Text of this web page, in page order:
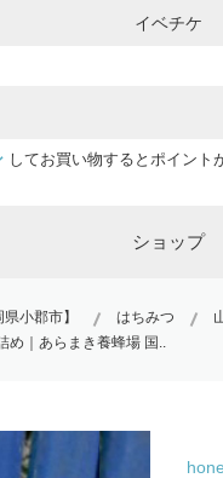
イベチケ
してお買い物するとポイント
ショップ
小郡市】 はちみつ
め｜あらまき養蜂場 国..